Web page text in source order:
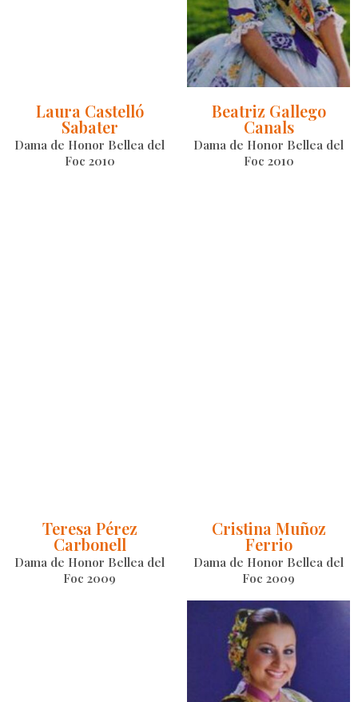
Laura Castelló
Sabater
Dama de Honor Bellea del
Foc 2010
Beatriz Gallego
Canals
Dama de Honor Bellea del
Foc 2010
Teresa Pérez
Carbonell
Dama de Honor Bellea del
Foc 2009
Cristina Muñoz
Ferrio
Dama de Honor Bellea del
Foc 2009